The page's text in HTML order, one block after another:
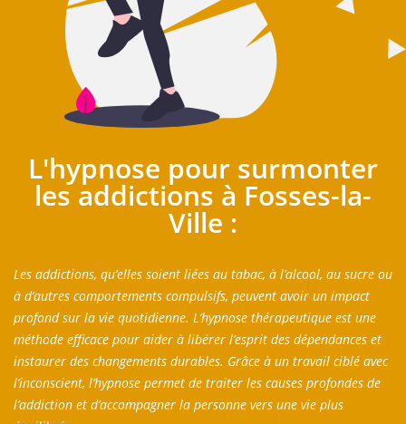
L'hypnose pour surmonter
les addictions à Fosses-la-
Ville :
Les addictions, qu’elles soient liées au tabac, à l’alcool, au sucre ou
à d’autres comportements compulsifs, peuvent avoir un impact
profond sur la vie quotidienne. L’hypnose thérapeutique est une
méthode efficace pour aider à libérer l’esprit des dépendances et
instaurer des changements durables. Grâce à un travail ciblé avec
l’inconscient, l’hypnose permet de traiter les causes profondes de
l’addiction et d’accompagner la personne vers une vie plus